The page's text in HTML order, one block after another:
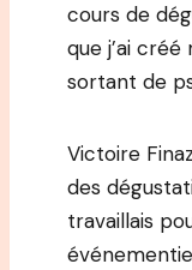
cours de
que j’ai
sortant de
Victoire
des
travaillais